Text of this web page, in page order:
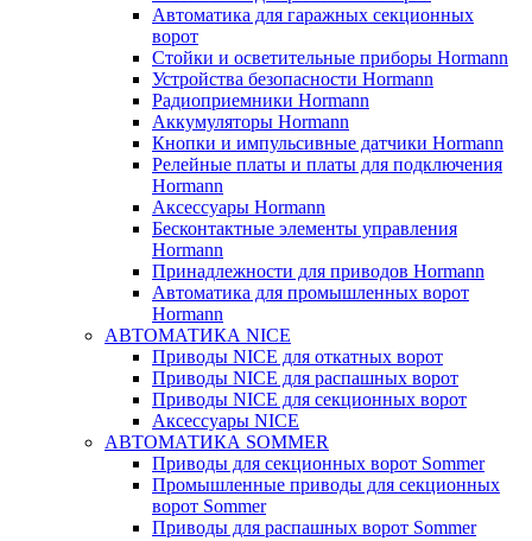
Автоматика для гаражных секционных
ворот
Стойки и осветительные приборы Hormann
Устройства безопасности Hormann
Радиоприемники Hormann
Аккумуляторы Hormann
Кнопки и импульсивные датчики Hormann
Релейные платы и платы для подключения
Hormann
Аксессуары Hormann
Бесконтактные элементы управления
Hormann
Принадлежности для приводов Hormann
Автоматика для промышленных ворот
Hormann
АВТОМАТИКА NICE
Приводы NICE для откатных ворот
Приводы NICE для распашных ворот
Приводы NICE для секционных ворот
Аксессуары NICE
АВТОМАТИКА SOMMER
Приводы для секционных ворот Sommer
Промышленные приводы для секционных
ворот Sommer
Приводы для распашных ворот Sommer